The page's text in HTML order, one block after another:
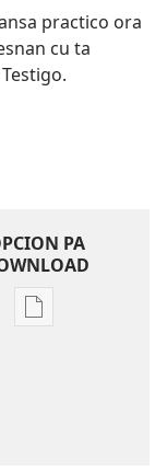
practico ora
cu ta
PA
Opcion